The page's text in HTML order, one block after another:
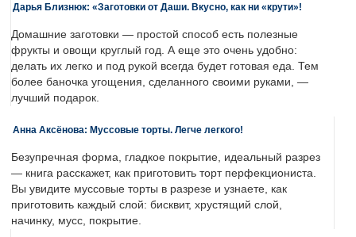
Дарья Близнюк: «Заготовки от Даши. Вкусно, как ни «крути»!
Домашние заготовки — простой способ есть полезные
фрукты и овощи круглый год. А еще это очень удобно:
делать их легко и под рукой всегда будет готовая еда. Тем
более баночка угощения, сделанного своими руками, —
лучший подарок.
Анна Аксёнова: Муссовые торты. Легче легкого!
Безупречная форма, гладкое покрытие, идеальный разрез
— книга расскажет, как приготовить торт перфекциониста.
Вы увидите муссовые торты в разрезе и узнаете, как
приготовить каждый слой: бисквит, хрустящий слой,
начинку, мусс, покрытие.